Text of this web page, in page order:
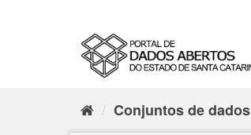
Conjuntos de dados